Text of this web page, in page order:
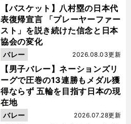
【バスケット】八村塁の日本代
表復帰宣言 「プレーヤーファー
スト」を説き続けた信念と日本
協会の変化
【男子バレー】ネーションズリ
ーグで圧巻の13連勝もメダル獲
得ならず 五輪を目指す日本の現
在地
2026.08.03更新
バレー
2026.07.28更新
バレー